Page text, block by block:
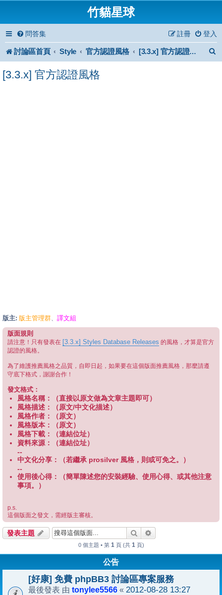
竹貓星球
問答集 登入
註冊
討論區首頁 Style 官方認證風格 [3.3.x] 官方認證風格
[3.3.x] 官方認證風格
版主: 版主管理群、 譯文組
版面規則
請注意！只有發表在 [3.3.x] Styles Database Releases 的風格，才算是官方
認證的風格。
為了維護推薦風格之品質，自即日起，如果要在這個版面推薦風格，那麼請遵
守底下格式，謝謝合作！
發文格式：
風格名稱：（直接以原文做為文章主題即可）
風格描述：（原文/中文化描述）
風格作者：（原文）
風格版本：（原文）
風格下載：（連結位址）
資料來源：（連結位址）
--
中文化分享：（若繼承 prosilver 風格，則或可免之。）
--
使用後心得：（簡單陳述您的安裝經驗、使用心得、或其他注意
事項。）
p.s.
這個版面之發文，需經版主審核。
發表主題 搜尋
0 個主題 • 第 1 頁 (共 1 頁)
公告
[好康] 免費 phpBB3 討論區專案服務
最後發表 由 tonylee5566 « 2012-08-28 13:27